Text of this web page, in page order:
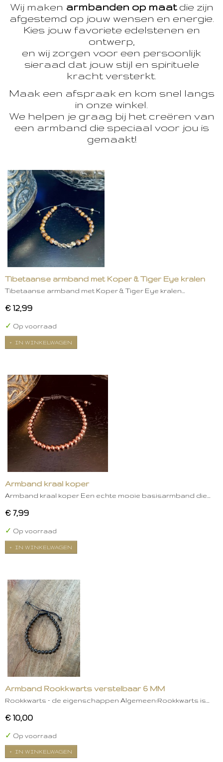
Wij maken armbanden op maatdie zijn
afgestemd op jouw wensen en energie.
Kies jouw favoriete edelstenen en
ontwerp,
en wij zorgen voor een persoonlijk
sieraad dat jouw stijl en spirituele
kracht versterkt.
Maak een afspraak en kom snel langs
in onze winkel.
We helpen je graag bij het creëren van
een armband die speciaal voor jou is
gemaakt!
Tibetaanse armband met Koper & Tiger Eye kralen
Tibetaanse armband met Koper & Tiger Eye kralen…
€ 12,99
✓ Op voorraad
IN WINKELWAGEN
Armband kraal koper
Armband kraal koper Een echte mooie basisarmband die…
€ 7,99
✓ Op voorraad
IN WINKELWAGEN
Armband Rookkwarts verstelbaar 6 MM
Rookkwarts – de eigenschappen Algemeen:Rookkwarts is…
€ 10,00
✓ Op voorraad
IN WINKELWAGEN